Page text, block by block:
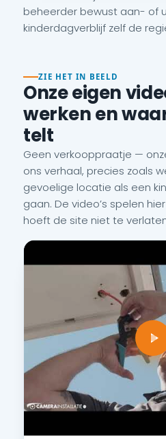
beheerder bewust aan- of
kinderdagverblijf zelf de
ZIE HET IN BEELD
Onze eigen
werken en
telt
Geen verkooppraatje —
ons verhaal, precies zoals
gevoelige locatie als een
gaan. De video’s spelen
hoeft de site niet te